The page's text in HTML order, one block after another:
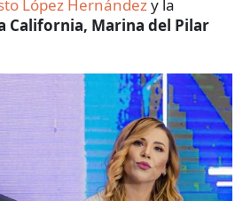
López Hernándezy la
California, Marina del Pilar